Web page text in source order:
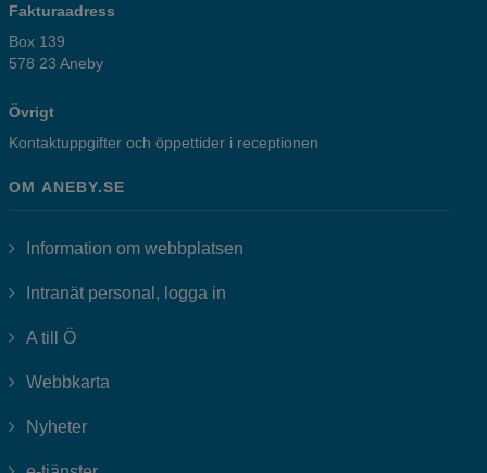
Fakturaadress
Box 139
578 23 Aneby
Övrigt
Kontaktuppgifter och öppettider i receptionen
OM ANEBY.SE
Information om webbplatsen
Intranät personal, logga in
A till Ö
Webbkarta
Nyheter